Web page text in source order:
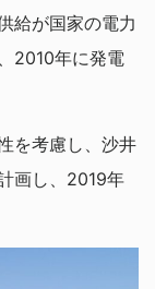
給が国家の電力
2010年に発電
を考慮し、沙井
画し、2019年